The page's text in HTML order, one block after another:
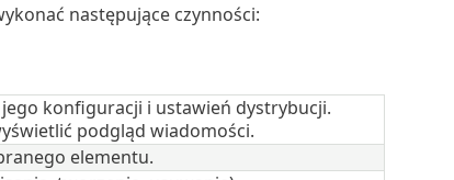
następujące czynności:
konfiguracji i ustawień dystrybucji.
podgląd wiadomości.
elementu.